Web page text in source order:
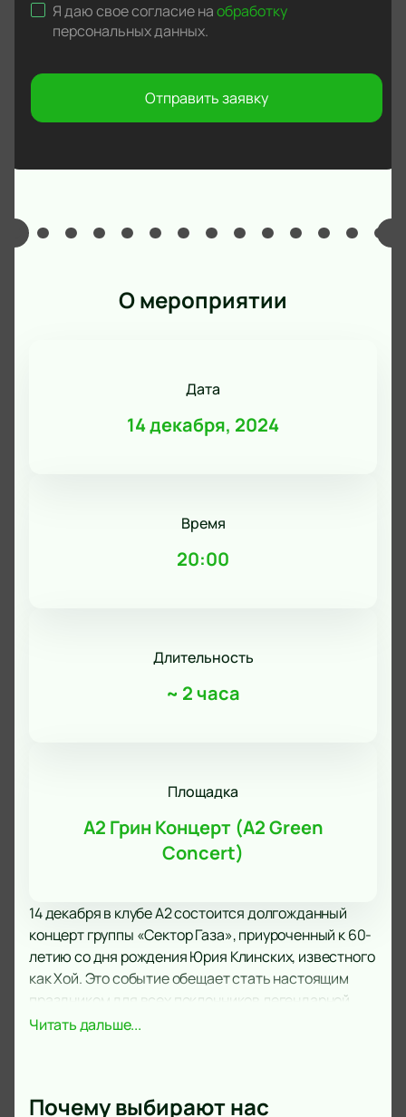
Я даю свое согласие наобработку
персональных данных.
Отправить заявку
О мероприятии
Дата
14 декабря, 2024
Время
20:00
Длительность
~ 2 часа
Площадка
А2 Грин Концерт (A2 Green
Concert)
14 декабря в клубе А2 состоится долгожданный
концерт группы «Сектор Газа», приуроченный к 60-
летию со дня рождения Юрия Клинских, известного
как Хой. Это событие обещает стать настоящим
праздником для всех поклонников легендарной
группы, чьи песни и сегодня остаются
для таких крупных мероприятий. Просторное
Читать дальше...
Почему выбирают нас